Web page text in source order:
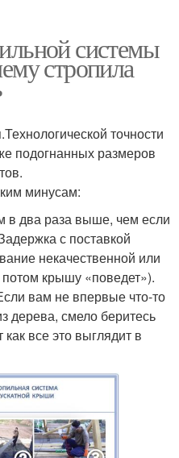
системы
стропила
точности
подогнанных размеров
минусам:
в два раза выше, чем если
с поставкой
некачественной или
крышу «поведет»).
вам не впервые что-то
дерева, смело беритесь
все это выглядит в